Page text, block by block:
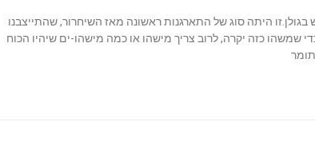
בדיוק, יצאנו קבוצה של 25 חבר'ה לסופ"ש בגולן.זו היתה סוג של התארגנות ראשונה מאז השיחרור, שהתייצבנו
שמשהו כזה יקרה, לרוב צריך מישהו או כמה מישהו-ים שיהיו הכוח
תומר